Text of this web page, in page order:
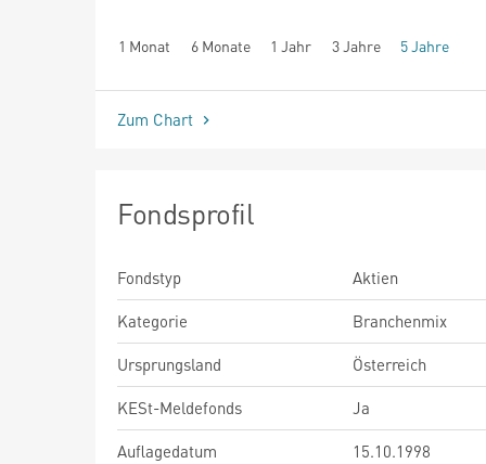
1 Monat 6 Monate 1 Jahr 3 Jahre 5 Jahre
seit Beginn
Zum Chart
Fondsprofil
Fondstyp
Aktien
Kategorie
Branchenmix
Ursprungsland
Österreich
KESt-Meldefonds
Ja
Auflagedatum
15.10.1998